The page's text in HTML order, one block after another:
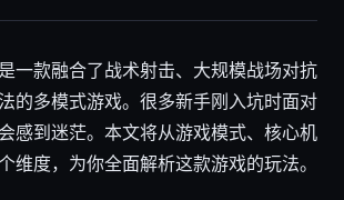
一款融合了战术射击、大规模战场对抗
的多模式游戏。很多新手刚入坑时面对
感到迷茫。本文将从游戏模式、核心机
维度，为你全面解析这款游戏的玩法。